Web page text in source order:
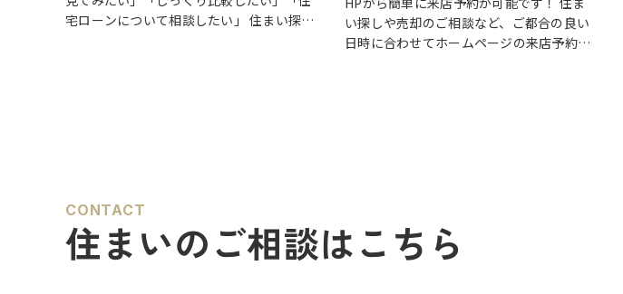
宅ローンについて相談したい」 住まい探し
い探しや売却のご相談など、ご都合の良い
日時に合わせてホームページの来店予約ボ
CONTACT
住まいのご相談はこちら